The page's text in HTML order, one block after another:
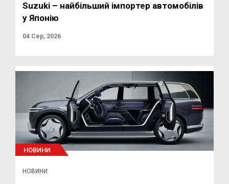
Suzuki – найбільший імпортер автомобілів
у Японію
04 Сер, 2026
НОВИНИ
НОВИНИ